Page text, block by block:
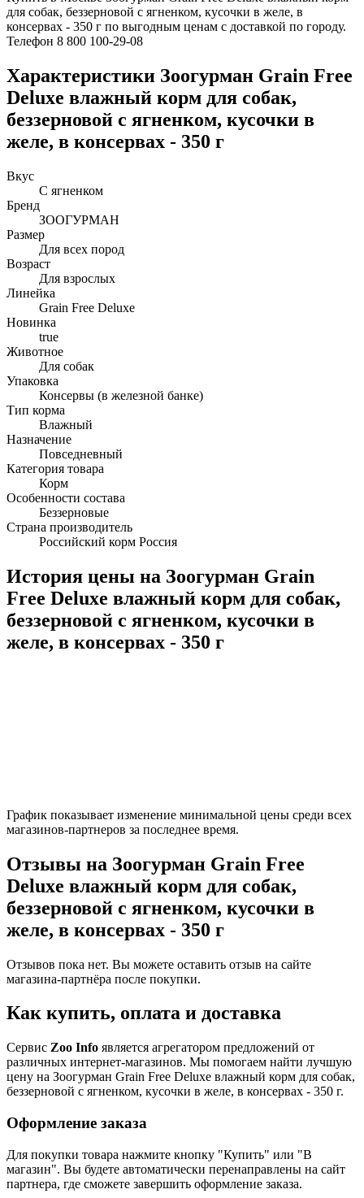
для собак, беззерновой с ягненком, кусочки в желе, в
консервах - 350 г по выгодным ценам с доставкой по городу.
Телефон 8 800 100-29-08
Характеристики Зоогурман Grain Free
Deluxe влажный корм для собак,
беззерновой с ягненком, кусочки в
желе, в консервах - 350 г
Вкус
С ягненком
Бренд
ЗООГУРМАН
Размер
Для всех пород
Возраст
Для взрослых
Линейка
Grain Free Deluxe
Новинка
true
Животное
Для собак
Упаковка
Консервы (в железной банке)
Тип корма
Влажный
Назначение
Повседневный
Категория товара
Корм
Особенности состава
Беззерновые
Страна производитель
Российский корм Россия
История цены на Зоогурман Grain
Free Deluxe влажный корм для собак,
беззерновой с ягненком, кусочки в
желе, в консервах - 350 г
График показывает изменение минимальной цены среди всех
магазинов-партнеров за последнее время.
Отзывы на Зоогурман Grain Free
Deluxe влажный корм для собак,
беззерновой с ягненком, кусочки в
желе, в консервах - 350 г
Отзывов пока нет. Вы можете оставить отзыв на сайте
магазина-партнёра после покупки.
Как купить, оплата и доставка
Сервис Zoo Info является агрегатором предложений от
различных интернет-магазинов. Мы помогаем найти лучшую
цену на Зоогурман Grain Free Deluxe влажный корм для собак,
беззерновой с ягненком, кусочки в желе, в консервах - 350 г.
Оформление заказа
Для покупки товара нажмите кнопку "Купить" или "В
магазин". Вы будете автоматически перенаправлены на сайт
партнера, где сможете завершить оформление заказа.